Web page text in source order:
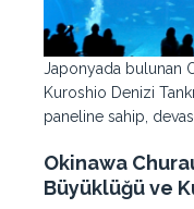
Japonyada bulunan
Kuroshio Denizi
paneline sahip,
Okinawa
Büyüklüğü ve